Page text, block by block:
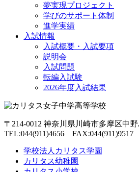
夢実現プロジェクト
学びのサポート体制
進学実績
入試情報
入試概要・入試要項
説明会
入試問題
転編入試験
2026年度入試結果
〒214-0012 神奈川県川崎市多摩区中
TEL:044(911)4656 FAX:044(911)9517
学校法人カリタス学園
カリタス幼稚園